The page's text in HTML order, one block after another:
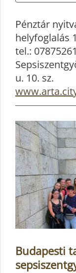
Pénztár
helyfoglalás
tel.:
u. 10. sz.
Budapesti